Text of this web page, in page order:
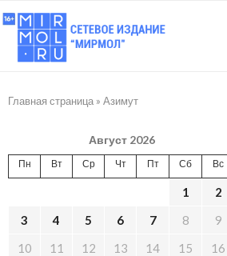
Главная страница » Азимут
Август 2026
Пн Вт Ср Чт Пт Сб Вс
1
2
3
4 5 6 7 8
9
10
11 12 13 14 15
16